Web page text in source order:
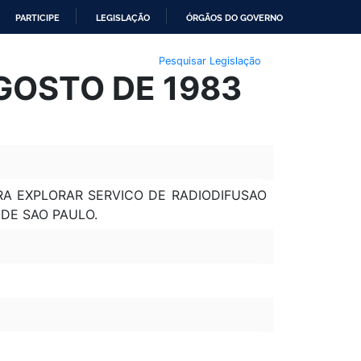
PARTICIPE LEGISLAÇÃO ÓRGÃOS DO GOVERNO
Pesquisar Legislação
DE 1983
EXPLORAR SERVICO DE RADIODIFUSAO
SAO PAULO.